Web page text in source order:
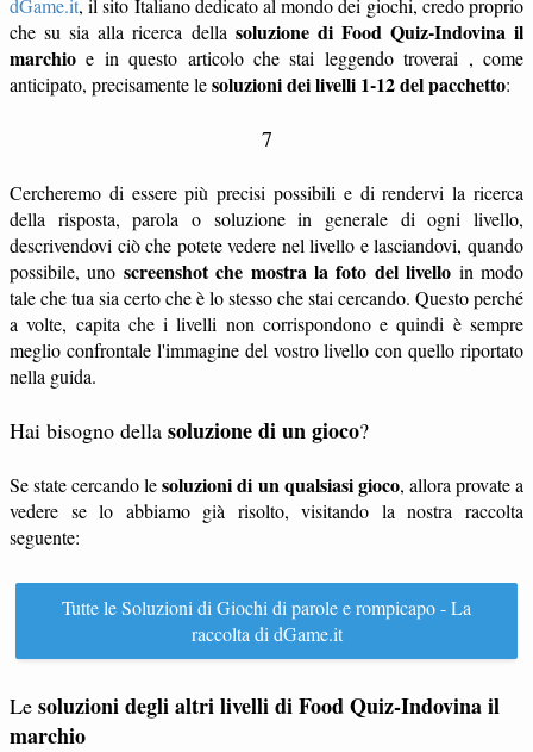
dGame.it, il sito Italiano dedicato al mondo dei giochi, credo proprio
che su sia alla ricerca della soluzione di Food Quiz-Indovina il
marchio e in questo articolo che stai leggendo troverai , come
anticipato, precisamente lesoluzioni dei livelli 1-12 del pacchetto:
7
Cercheremo di essere più precisi possibili e di rendervi la ricerca
della risposta, parola o soluzione in generale di ogni livello,
descrivendovi ciò che potete vedere nel livello e lasciandovi, quando
possibile, uno screenshot che mostra la foto del livello in modo
tale che tua sia certo che è lo stesso che stai cercando. Questo perché
a volte, capita che i livelli non corrispondono e quindi è sempre
meglio confrontale l'immagine del vostro livello con quello riportato
nella guida.
Hai bisogno della soluzione di un gioco?
Se state cercando lesoluzioni di un qualsiasi gioco, allora provate a
vedere se lo abbiamo già risolto, visitando la nostra raccolta
seguente:
Tutte le Soluzioni di Giochi di parole e rompicapo - La
raccolta di dGame.it
Le soluzioni degli altri livelli di Food Quiz-Indovina il
marchio